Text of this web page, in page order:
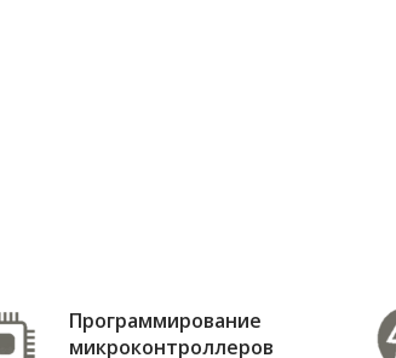
Программирование
микроконтроллеров